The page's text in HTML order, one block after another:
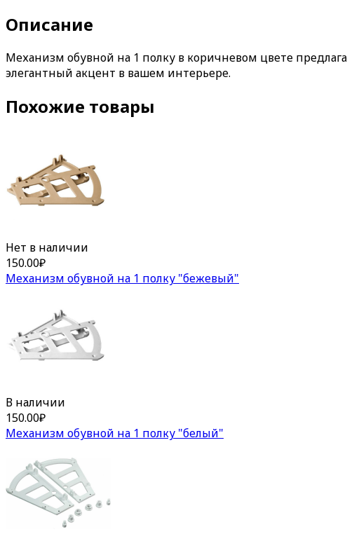
Описание
Механизм обувной на 1 полку в коричневом цвете
элегантный акцент в вашем интерьере.
Похожие товары
Нет в наличии
150.00₽
Механизм обувной на 1 полку "бежевый"
В наличии
150.00₽
Механизм обувной на 1 полку "белый"